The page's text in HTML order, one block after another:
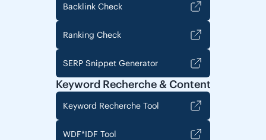
Backlink Check
Ranking Check
SERP Snippet Generator
Keyword Recherche & Content
Keyword Recherche Tool
WDF*IDF Tool